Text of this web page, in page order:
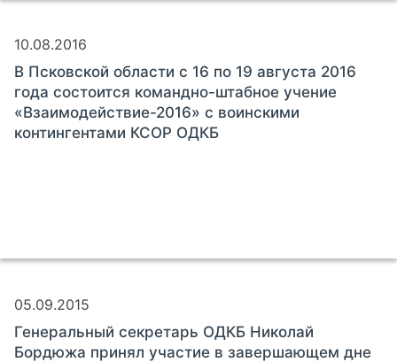
10.08.2016
В Псковской области с 16 по 19 августа 2016
года состоится командно-штабное учение
«Взаимодействие-2016» с воинскими
контингентами КСОР ОДКБ
05.09.2015
Генеральный секретарь ОДКБ Николай
Бордюжа принял участие в завершающем дне